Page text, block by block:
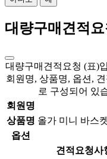
대량구매견적요
대량구매견적요청 (표)
회원명, 상품명, 옵션,
로 구성되어 있
회원명
상품명 올가 미니 바스
옵션
견적요청사